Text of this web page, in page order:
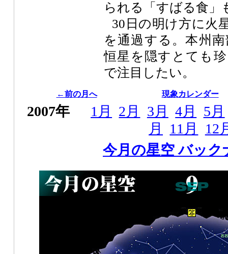
られる「すばる食」
30日の明け方に火
を通過する。本州
恒星を隠すとても
で注目したい。
←前の月へ 現象カレンダー
2007年 1月 2月 3月 4月
5月
月
11月
12
今月の星空 バック